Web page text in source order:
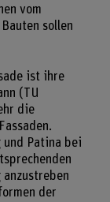
vom
sollen
ist ihre
(TU
die
und Patina bei
anzustreben
der